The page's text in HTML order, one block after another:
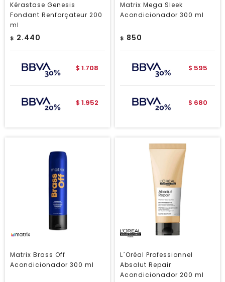
Kérastase Genesis
Fondant Renforçateur 200
ml
$ 2.440
$ 1.708
$ 1.952
Matrix Mega Sleek
Acondicionador 300 ml
$ 850
$ 595
$ 680
Matrix Brass Off
Acondicionador 300 ml
L´Oréal Professionnel
Absolut Repair
Acondicionador 200 ml